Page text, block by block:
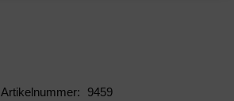
Artikelnummer:
9459